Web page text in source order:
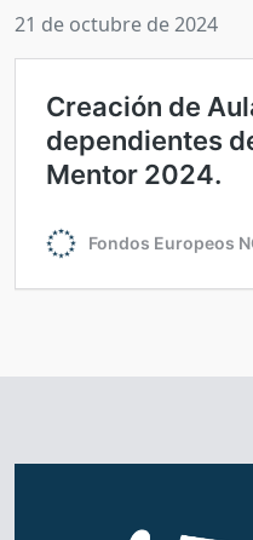
21 de octubre de 2024